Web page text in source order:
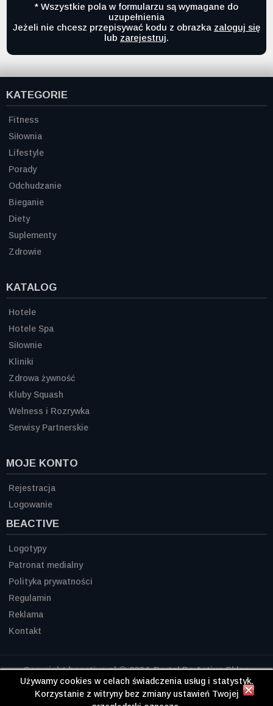
* Wszystkie pola w formularzu są wymagane do
uzupełnienia
Jeżeli nie chcesz przepisywać kodu z obrazka zaloguj się
lub zarejestruj.
KATEGORIE
Fitness
Siłownia
Lifestyle
Porady
Odchudzanie
Bieganie
Diety
Suplementy
Zdrowie
KATALOG
Hotele
Hotele Spa
Siłownie
Kliniki
Zdrowa żywność
Kluby Squash
Welness i Rozrywka
Serwisy Partnerskie
MOJE KONTO
Rejestracja
Logowanie
BEACTIVE
Logotypy
Patronat medialny
Polityka prywatności
Regulamin
Reklama
Kontakt
Copyright beactive.pl © 2024. Portal Be Active Sklep
Siłownia Diety Odżywki Odchudzanie
Używamy cookies w celach świadczenia usług i statystyk.
Korzystanie z witryny bez zmiany ustawień Twojej